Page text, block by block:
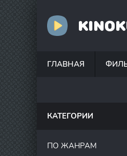
ГЛАВНАЯ
КАТЕГОРИИ
ПО ЖАНРАМ